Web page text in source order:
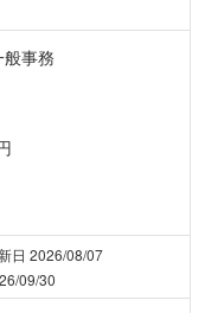
事務
日 2026/08/07
09/30